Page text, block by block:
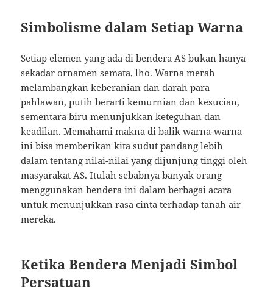
Simbolisme dalam Setiap Warna
Setiap elemen yang ada di bendera AS bukan hanya
sekadar ornamen semata, lho. Warna merah
melambangkan keberanian dan darah para
pahlawan, putih berarti kemurnian dan kesucian,
sementara biru menunjukkan keteguhan dan
keadilan. Memahami makna di balik warna-warna
ini bisa memberikan kita sudut pandang lebih
dalam tentang nilai-nilai yang dijunjung tinggi oleh
masyarakat AS. Itulah sebabnya banyak orang
menggunakan bendera ini dalam berbagai acara
untuk menunjukkan rasa cinta terhadap tanah air
mereka.
Ketika Bendera Menjadi Simbol
Persatuan